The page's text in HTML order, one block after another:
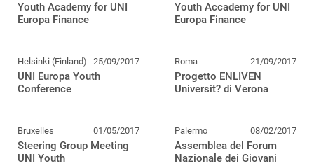
Youth Academy for UNI
Europa Finance
Youth Accademy for UNI
Europa Finance
Helsinki (Finland) 25/09/2017
UNI Europa Youth
Conference
Roma 21/09/2017
Progetto ENLIVEN
Universit? di Verona
Bruxelles 01/05/2017
Steering Group Meeting
UNI Youth
Palermo 08/02/2017
Assemblea del Forum
Nazionale dei Giovani